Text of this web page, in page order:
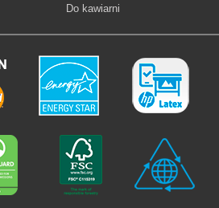
Fototapety
Do kawiarni